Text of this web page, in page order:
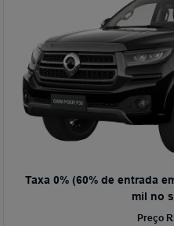
Taxa 0% (60% de entrada
mil no
Preço